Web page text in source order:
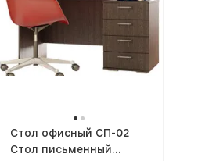
Cтол офисный СП-02
Стол письменный